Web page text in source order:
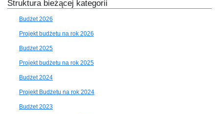
Struktura bieżącej kategorii
Budżet 2026
Projekt budżetu na rok 2026
Budżet 2025
Projekt budżetu na rok 2025
Budżet 2024
Projekt Budżetu na rok 2024
Budżet 2023